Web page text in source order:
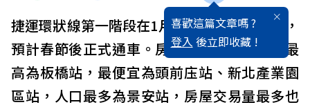
喜歡這篇文章嗎 ?
登入 後立即收藏 !
捷運環狀線第一階段在1月19日開放民眾試乘，
預計春節後正式通車。房仲統計環狀線房價最
高為板橋站，最便宜為頭前庒站、新北產業園
區站，人口最多為景安站，房屋交易量最多也